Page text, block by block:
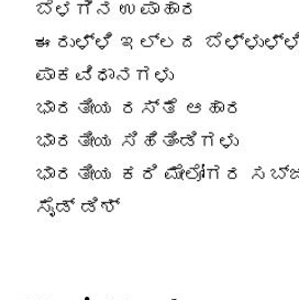
ಬೆಳಗಿನ ಉಪಾಹಾರ
ಈರುಳ್ಳಿ ಇಲ್ಲದ
ಪಾಕವಿಧಾನಗಳು
ಭಾರತೀಯ ರಸ್ತೆ ಆಹಾರ
ಭಾರತೀಯ ಸಿಹಿತಿಂಡಿಗಳು
ಭಾರತೀಯ ಕರಿ ಮೇಲೋಗರ
ಸೈಡ್ ಡಿಶ್